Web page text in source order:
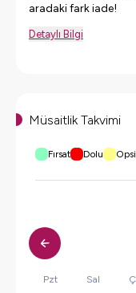
aradaki fark iade!
Detaylı Bilgi
Müsaitlik Takvimi
Fırsat Dolu
Pzt Sal